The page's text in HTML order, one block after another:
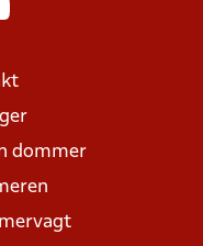
dommer